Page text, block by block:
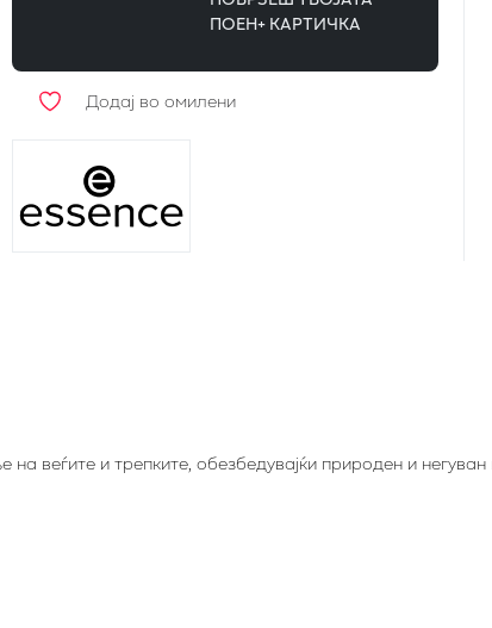
ПОЕН+ КАРТИЧКА
Додај во омилени
веѓите и трепките, обезбедувајќи природен и негуван